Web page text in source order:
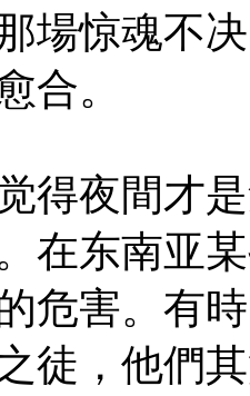
場惊魂不
合。
得夜間才
在东南亚
危害。有
徒，他們